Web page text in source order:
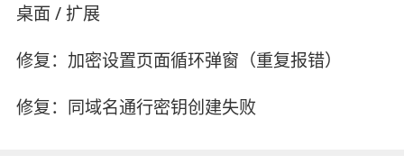
桌面 / 扩展
修复：加密设置页面循环弹窗（重复报错）
修复：同域名通行密钥创建失败